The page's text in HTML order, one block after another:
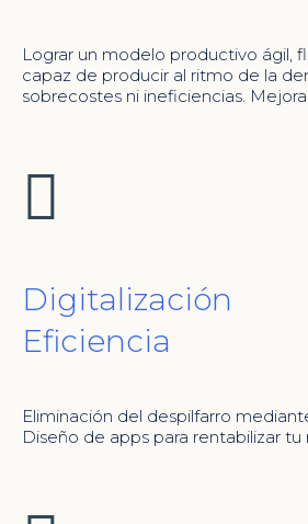
Lograr un modelo productivo ágil,
capaz de producir al ritmo de la
sobrecostes ni ineficiencias.
Digitalización
Eficiencia
Eliminación del despilfarro
Diseño de apps para rentabilizar tu